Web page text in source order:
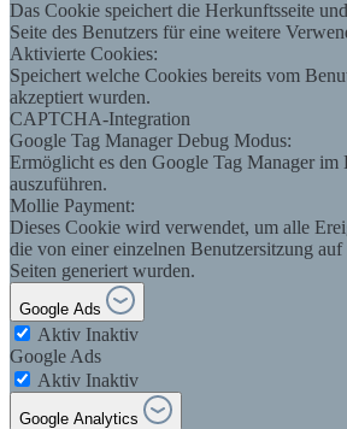
Das Cookie speichert die Herkunftsseite
Seite des Benutzers für eine weitere
Aktivierte Cookies:
Speichert welche Cookies bereits vom
akzeptiert wurden.
CAPTCHA-Integration
Google Tag Manager Debug Modus:
Ermöglicht es den Google Tag Manager im
auszuführen.
Mollie Payment:
Dieses Cookie wird verwendet, um alle
die von einer einzelnen Benutzersitzung
Seiten generiert wurden.
Google Ads
Aktiv Inaktiv
Google Ads
Aktiv Inaktiv
Google Analytics